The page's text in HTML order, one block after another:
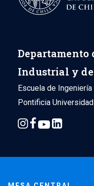
Departamento
Industrial y de
Escuela de Ingeniería
Pontificia